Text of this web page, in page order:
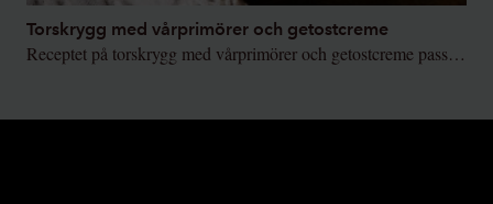
Torskrygg med vårprimörer och getostcreme
Receptet på torskrygg med vårprimörer och getostcreme passar perfekt till Sauvignon Blanc och stundande sparrispremiär.